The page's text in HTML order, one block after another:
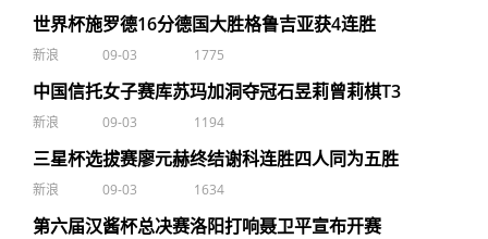
世界杯施罗德16分德国大胜格鲁吉亚获4连胜
新浪 09-03 1775
中国信托女子赛库苏玛加洞夺冠石昱莉曾莉棋T3
新浪 09-03 1194
三星杯选拔赛廖元赫终结谢科连胜四人同为五胜
新浪 09-03 1634
第六届汉酱杯总决赛洛阳打响聂卫平宣布开赛